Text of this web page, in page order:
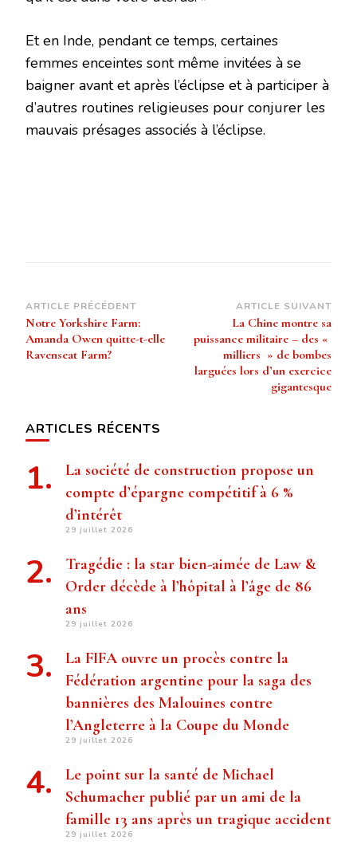
Et en Inde, pendant ce temps, certaines
femmes enceintes sont même invitées à se
baigner avant et après l’éclipse et à participer à
d’autres routines religieuses pour conjurer les
mauvais présages associés à l’éclipse.
Navigation
d’article
ARTICLE PRÉCÉDENT
Notre Yorkshire Farm:
Amanda Owen quitte-t-elle
Ravenseat Farm?
ARTICLE SUIVANT
La Chine montre sa
puissance militaire – des «
milliers » de bombes
larguées lors d’un exercice
gigantesque
ARTICLES RÉCENTS
La société de construction propose un
compte d’épargne compétitif à 6 %
d’intérêt
29 juillet 2026
Tragédie : la star bien-aimée de Law &
Order décède à l’hôpital à l’âge de 86
ans
29 juillet 2026
La FIFA ouvre un procès contre la
Fédération argentine pour la saga des
bannières des Malouines contre
l’Angleterre à la Coupe du Monde
29 juillet 2026
Le point sur la santé de Michael
Schumacher publié par un ami de la
famille 13 ans après un tragique accident
29 juillet 2026